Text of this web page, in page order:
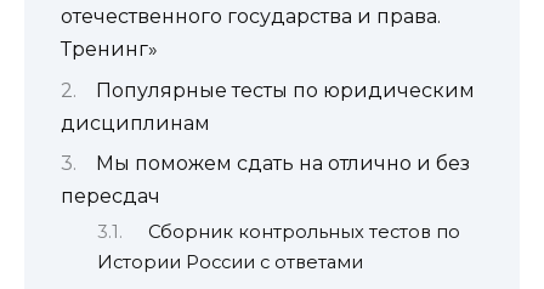
отечественного государства и права.
Тренинг»
Популярные тесты по юридическим
дисциплинам
Мы поможем сдать на отлично и без
пересдач
Сборник контрольных тестов по
Истории России с ответами